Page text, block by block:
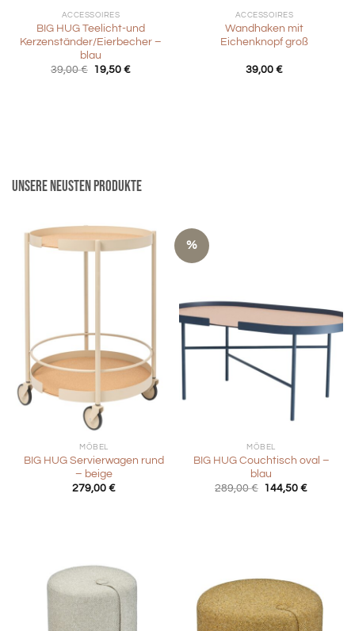
ACCESSOIRES
BIG HUG Teelicht-und
Kerzenständer/Eierbecher –
blau
39,00€ Ursprünglicher
19,50€Aktueller
ACCESSOIRES
Wandhaken mit
Eichenknopf groß
39,00 €
Unsere neusten Produkte
MÖBEL
BIG HUG Servierwagen rund
– beige
279,00 €
%
MÖBEL
BIG HUG Couchtisch oval –
blau
289,00€ Ursprünglicher
144,50€Aktueller